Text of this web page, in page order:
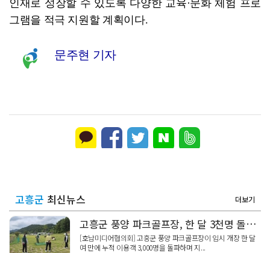
인재로 성장할 수 있도록 다양한 교육·문화 체험 프로
그램을 적극 지원할 계획이다.
문주현 기자
고흥군 최신뉴스 더보기
고흥군 풍양 파크골프장, 한 달 3천명 돌파 '인기 폭발'
[호남미디어협의회] 고흥군 풍양 파크골프장이 임시 개장 한 달
여 만에 누적 이용객 3,000명을 돌파하며 지...